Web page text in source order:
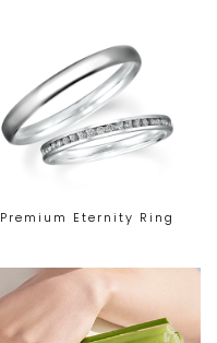
Premium Eternity Ring